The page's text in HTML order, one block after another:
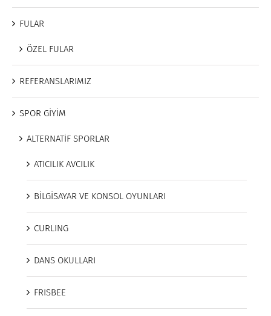
FULAR
ÖZEL FULAR
REFERANSLARIMIZ
SPOR GİYİM
ALTERNATİF SPORLAR
ATICILIK AVCILIK
BİLGİSAYAR VE KONSOL OYUNLARI
CURLING
DANS OKULLARI
FRISBEE